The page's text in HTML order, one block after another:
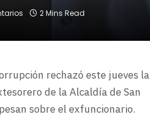
2 Mins Read
rechazó este jueves la
de la Alcaldía de San
sobre el exfuncionario.